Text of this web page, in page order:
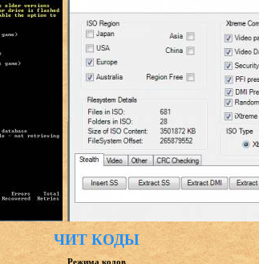
ЧИТ КОДЫ
Режима кодов